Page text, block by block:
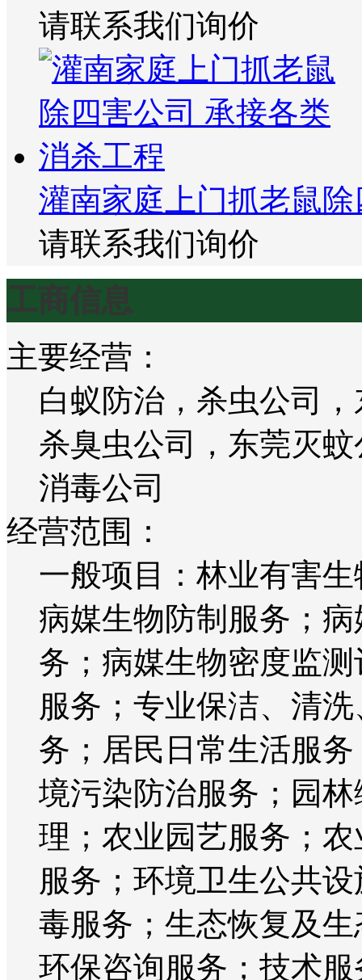
请联系我们询价
灌南家庭上门抓老鼠
请联系我们询价
工商信息
主要经营：
白蚁防治，杀虫公司
杀臭虫公司，东莞灭
消毒公司
经营范围：
一般项目：林业有害
病媒生物防制服务；
务；病媒生物密度监
服务；专业保洁、清
务；居民日常生活服
境污染防治服务；园
理；农业园艺服务；
服务；环境卫生公共
毒服务；生态恢复及
环保咨询服务；技术